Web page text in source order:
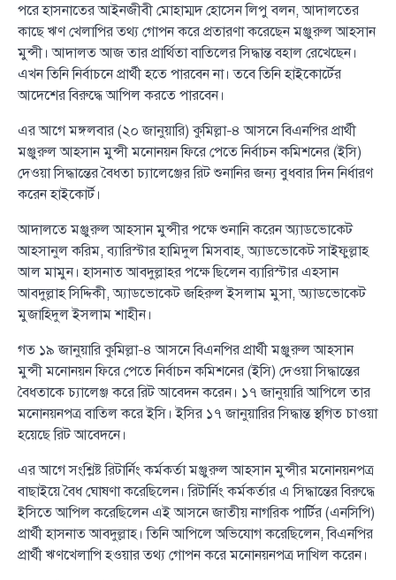
পরে হাসনাতের আইনজীবী মোহাম্মদ হোসেন লিপু বলন, আদালতের
কাছে ঋণ খেলাপির তথ্য গোপন করে প্রতারণা করেছেন মঞ্জুরুল আহসান
মুন্সী। আদালত আজ তার প্রার্থিতা বাতিলের সিদ্ধান্ত বহাল রেখেছেন।
এখন তিনি নির্বাচনে প্রার্থী হতে পারবেন না। তবে তিনি হাইকোর্টের
আদেশের বিরুদ্ধে আপিল করতে পারবেন।
এর আগে মঙ্গলবার (২০ জানুয়ারি) কুমিল্লা–৪ আসনে বিএনপির প্রার্থী
মঞ্জুরুল আহসান মুন্সী মনোনয়ন ফিরে পেতে নির্বাচন কমিশনের (ইসি)
দেওয়া সিদ্ধান্তের বৈধতা চ্যালেঞ্জের রিট শুনানির জন্য বুধবার দিন নির্ধারণ
করেন হাইকোর্ট।
আদালতে মঞ্জুরুল আহসান মুন্সীর পক্ষে শুনানি করেন অ্যাডভোকেট
আহসানুল করিম, ব্যারিস্টার হামিদুল মিসবাহ, অ্যাডভোকেট সাইফুল্লাহ
আল মামুন। হাসনাত আবদুল্লাহর পক্ষে ছিলেন ব্যারিস্টার এহসান
আবদুল্লাহ সিদ্দিকী, অ্যাডভোকেট জহিরুল ইসলাম মুসা, অ্যাডভোকেট
মুজাহিদুল ইসলাম শাহীন।
গত ১৯ জানুয়ারি কুমিল্লা–৪ আসনে বিএনপির প্রার্থী মঞ্জুরুল আহসান
মুন্সী মনোনয়ন ফিরে পেতে নির্বাচন কমিশনের (ইসি) দেওয়া সিদ্ধান্তের
বৈধতাকে চ্যালেঞ্জ করে রিট আবেদন করেন। ১৭ জানুয়ারি আপিলে তার
মনোনয়নপত্র বাতিল করে ইসি। ইসির ১৭ জানুয়ারির সিদ্ধান্ত স্থগিত চাওয়া
হয়েছে রিট আবেদনে।
এর আগে সংশ্লিষ্ট রিটার্নিং কর্মকর্তা মঞ্জুরুল আহসান মুন্সীর মনোনয়নপত্র
বাছাইয়ে বৈধ ঘোষণা করেছিলেন। রিটার্নিং কর্মকর্তার এ সিদ্ধান্তের বিরুদ্ধে
ইসিতে আপিল করেছিলেন এই আসনে জাতীয় নাগরিক পার্টির (এনসিপি)
প্রার্থী হাসনাত আবদুল্লাহ। তিনি আপিলে অভিযোগ করেছিলেন, বিএনপির
প্রার্থী ঋণখেলাপি হওয়ার তথ্য গোপন করে মনোনয়নপত্র দাখিল করেন।